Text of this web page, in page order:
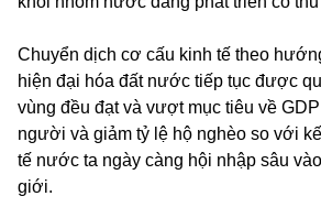
Chuyển dịch cơ cấu kinh tế theo
hiện đại hóa đất nước tiếp tục được
vùng đều đạt và vượt mục tiêu về
người và giảm tỷ lệ hộ nghèo so với
tế nước ta ngày càng hội nhập sâu
giới.